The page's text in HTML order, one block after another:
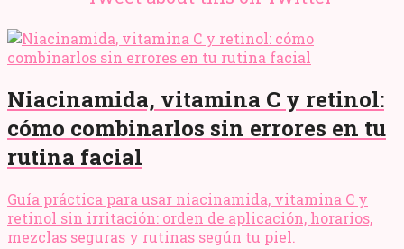
Niacinamida, vitamina C y retinol:
cómo combinarlos sin errores en tu
rutina facial
Guía práctica para usar niacinamida, vitamina C y
retinol sin irritación: orden de aplicación, horarios,
mezclas seguras y rutinas según tu piel.